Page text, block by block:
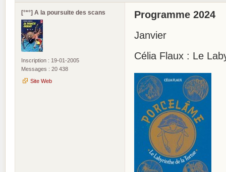
[°*°] A la poursuite des scans
Inscription : 19-01-2005
Messages : 20 438
Site Web
Programme 2024
Janvier
Célia Flaux : Le